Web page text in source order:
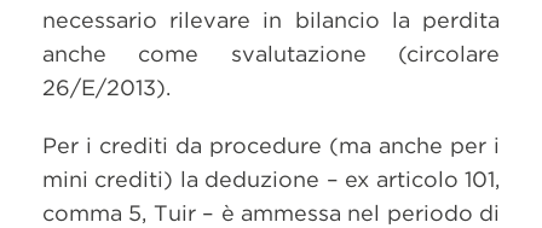
necessario rilevare in bilancio la perdita
anche come svalutazione (circolare
26/E/2013).
Per i crediti da procedure (ma anche per i
mini crediti) la deduzione – ex articolo 101,
comma 5, Tuir – è ammessa nel periodo di